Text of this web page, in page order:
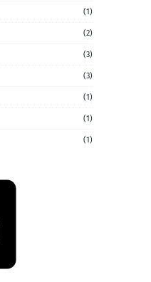
(1)
(2)
(3)
(3)
(1)
(1)
(1)